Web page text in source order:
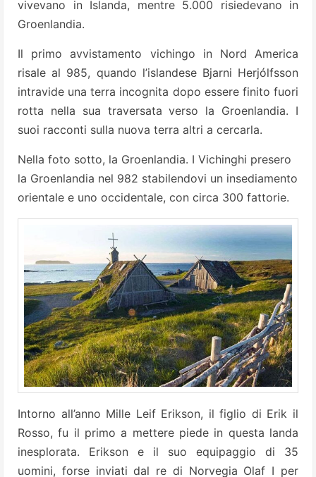
vivevano in Islanda, mentre 5.000 risiedevano in
Groenlandia.
Il primo avvistamento vichingo in Nord America
risale al 985, quando l’islandese Bjarni Herjólfsson
intravide una terra incognita dopo essere finito fuori
rotta nella sua traversata verso la Groenlandia. I
suoi racconti sulla nuova terra altri a cercarla.
Nella foto sotto, la Groenlandia. I Vichinghi presero
la Groenlandia nel 982 stabilendovi un insediamento
orientale e uno occidentale, con circa 300 fattorie.
Intorno all’anno Mille Leif Erikson, il figlio di Erik il
Rosso, fu il primo a mettere piede in questa landa
inesplorata. Erikson e il suo equipaggio di 35
uomini, forse inviati dal re di Norvegia Olaf I per